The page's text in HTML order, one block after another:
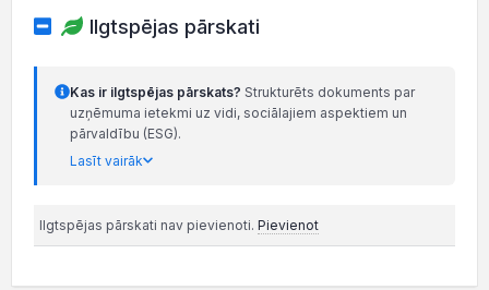
Ilgtspējas pārskati
Kas ir ilgtspējas pārskats? Strukturēts dokuments par
uzņēmuma ietekmi uz vidi, sociālajiem aspektiem un
pārvaldību (ESG).
Lasīt vairāk
Ilgtspējas pārskati nav pievienoti. Pievienot